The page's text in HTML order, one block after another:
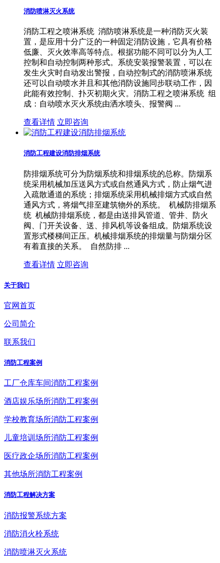
消防喷淋灭火系统
消防工程之喷淋系统 消防喷淋系统是一种消防灭火装
置，是应用十分广泛的一种固定消防设施，它具有价格
低廉、灭火效率高等特点。根据功能不同可以分为人工
控制和自动控制两种形式。系统安装报警装置，可以在
发生火灾时自动发出警报，自动控制式的消防喷淋系统
还可以自动喷水并且和其他消防设施同步联动工作，因
此能有效控制、扑灭初期火灾。消防工程之喷淋系统 组
成：自动喷水灭火系统由洒水喷头、报警阀 ...
查看详情 立即咨询
消防工程建设消防排烟系统
防排烟系统可分为防烟系统和排烟系统的总称。防烟系
统采用机械加压送风方式或自然通风方式，防止烟气进
入疏散通道的系统；排烟系统采用机械排烟方式或自然
通风方式，将烟气排至建筑物外的系统。 机械防排烟系
统 机械防排烟系统，都是由送排风管道、管井、防火
阀、门开关设备、送、排风机等设备组成。防烟系统设
置形式楼梯间正压。机械排烟系统的排烟量与防烟分区
有着直接的关系。 自然防排 ...
查看详情 立即咨询
关于我们
官网首页
公司简介
联系我们
消防工程案例
工厂仓库车间消防工程案例
酒店娱乐场所消防工程案例
学校教育场所消防工程案例
儿童培训场所消防工程案例
医疗政企场所消防工程案例
其他场所消防工程案例
消防工程解决方案
消防报警系统方案
消防消火栓系统
消防喷淋灭火系统